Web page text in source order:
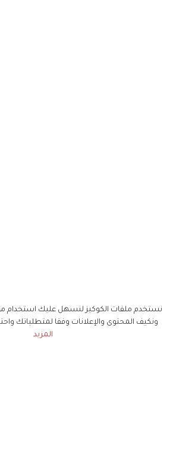
نستخدم ملفات الكوكيز لنسهل عليك استخدام
ونكيف المحتوى والإعلانات وفقا لمتطلباتك
المزيد